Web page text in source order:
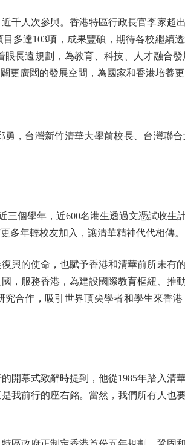
人次參與。香港特區行政長官李家超
多達103項，成果豐碩，期待各校繼續
長遠規劃，為教育、科技、人才融合
更廣闊的發展空間，為國家和香港培養更
台灣新竹清華大學前校長、台灣聯合
個學年，近600名港生透過文憑試收生
多年輕校友加入，讓清華精神代代相傳。
的使命，也賦予香港和清華前所未有
，服務香港，為建設國際教育樞紐、推
合作，吸引世界頂尖學者和學生來香
幕式致辭時提到，他從1985年踏入清
我前行的座右銘。當然，我們所有人也